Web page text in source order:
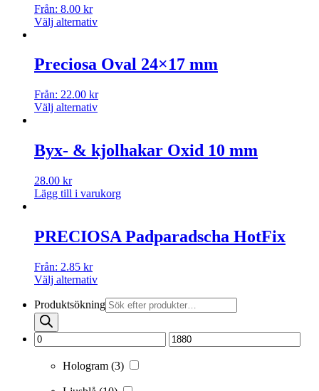
Från: 8.00 kr
Välj alternativ
Preciosa Oval 24×17 mm
Från: 22.00 kr
Välj alternativ
Byx- & kjolhakar Oxid 10 mm
28.00 kr
Lägg till i varukorg
PRECIOSA Padparadscha HotFix
Från: 2.85 kr
Välj alternativ
Produktsökning
Hologram (3)